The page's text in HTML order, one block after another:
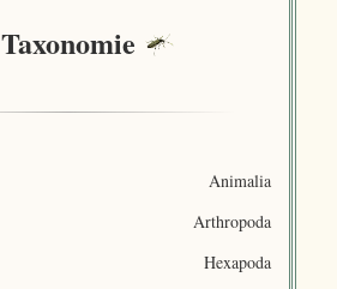
Taxonomie
Animalia
Arthropoda
Hexapoda